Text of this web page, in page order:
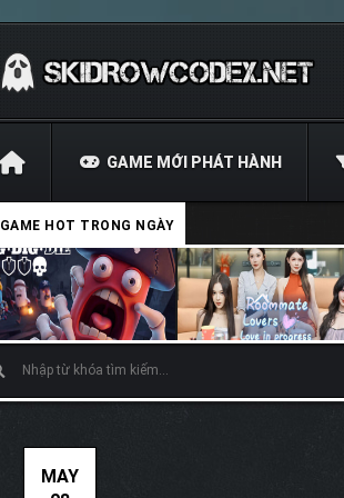
GAME MỚI PHÁT HÀNH
GAME HOT TRONG NGÀY
MAY